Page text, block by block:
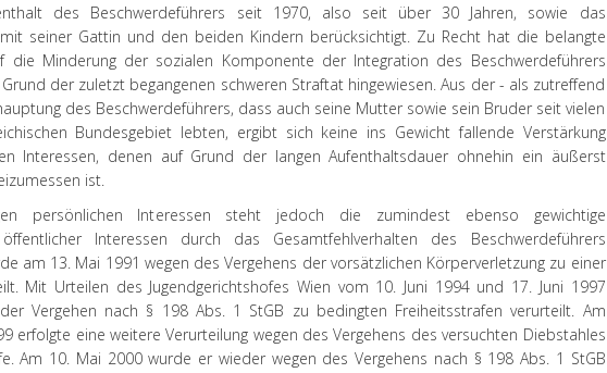
des Beschwerdeführers seit 1970, also seit über 30 Jahren, sowie das
seiner Gattin und den beiden Kindern berücksichtigt. Zu Recht hat die belangte
die Minderung der sozialen Komponente der Integration des Beschwerdeführers
der zuletzt begangenen schweren Straftat hingewiesen. Aus der - als zutreffend
des Beschwerdeführers, dass auch seine Mutter sowie sein Bruder seit vielen
Bundesgebiet lebten, ergibt sich keine ins Gewicht fallende Verstärkung
Interessen, denen auf Grund der langen Aufenthaltsdauer ohnehin ein äußerst
ist.
persönlichen Interessen steht jedoch die zumindest ebenso gewichtige
öffentlicher Interessen durch das Gesamtfehlverhalten des Beschwerdeführers
am 13. Mai 1991 wegen des Vergehens der vorsätzlichen Körperverletzung zu einer
Mit Urteilen des Jugendgerichtshofes Wien vom 10. Juni 1994 und 17. Juni 1997
Vergehen nach § 198 Abs. 1 StGB zu bedingten Freiheitsstrafen verurteilt. Am
erfolgte eine weitere Verurteilung wegen des Vergehens des versuchten Diebstahles
Am 10. Mai 2000 wurde er wieder wegen des Vergehens nach § 198 Abs. 1 StGB